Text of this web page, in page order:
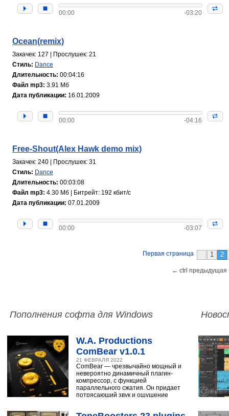
00:00 -03:20
Ocean(remix)
Закачек: 127 | Прослушек: 21
Стиль: Dance
Длительность: 00:04:16
Файл mp3: 3.91 Мб
Дата публикации: 16.01.2009
00:00 -04:16
Free-Shout(Alex Hawk demo mix)
Закачек: 240 | Прослушек: 31
Стиль: Dance
Длительность: 00:03:08
Файл mp3: 4.30 Мб | Битрейт: 192 кбит/с
Дата публикации: 07.01.2009
00:00 -03:07
Первая страница 1 2
← ctrl
Пополнения софта для Windows
W.A. Productions
ComBear v1.0.1
21 ФЕВРАЛЯ 2022
ComBear — чрезвычайно мощный и
невероятно динамичный плагин-
компрессор, с функцией
параллельного сжатия. Он придает
потрясающий звук и ощущение